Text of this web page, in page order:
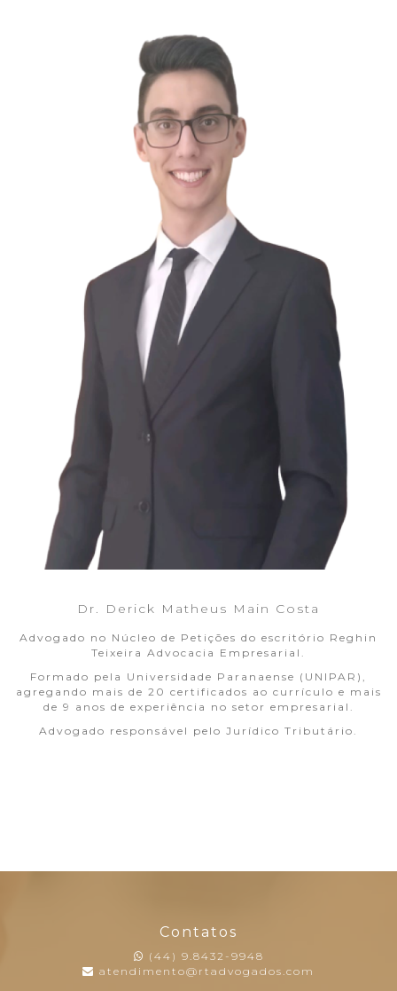
Dr. Derick Matheus Main Costa
Advogado no Núcleo de Petições do escritório Reghin
Teixeira Advocacia Empresarial.
Formado pela Universidade Paranaense (UNIPAR),
agregando mais de 20 certificados ao currículo e mais
de 9 anos de experiência no setor empresarial.
Advogado responsável pelo Jurídico Tributário.
Contatos
(44) 9.8432-9948
atendimento@rtadvogados.com